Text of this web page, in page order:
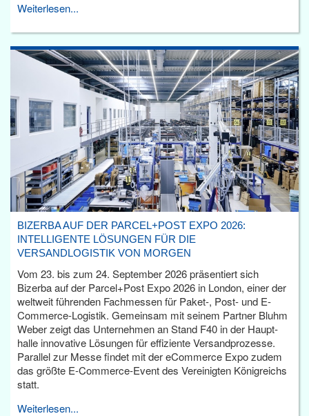
Weiterlesen...
BIZERBA AUF DER PARCEL+POST EXPO 2026:
INTELLIGENTE LÖSUNGEN FÜR DIE
VERSANDLOGISTIK VON MORGEN
Vom 23. bis zum 24. September 2026 präsentiert sich
Bizerba auf der Parcel+Post Expo 2026 in London, einer der
weltweit führenden Fachmessen für Paket-, Post- und E-
Commerce-Logistik. Gemeinsam mit seinem Partner Bluhm
Weber zeigt das Unternehmen an Stand F40 in der Haupt­
halle innovative Lösungen für effiziente Versandprozesse.
Parallel zur Messe findet mit der eCommerce Expo zudem
das größte E-Commerce-Event des Vereinigten Königreichs
statt.
Weiterlesen...